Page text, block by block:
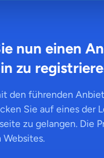
nun einen
zu
den führenden
Sie auf eines der
zu gelangen. Die